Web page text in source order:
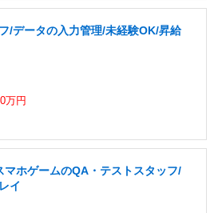
/データの入力管理/未経験OK/昇給
万円
マホゲームのQA・テストスタッフ/
イ